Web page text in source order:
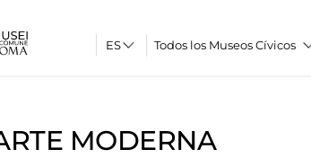
Todos los Museos Cívicos
MODERNA